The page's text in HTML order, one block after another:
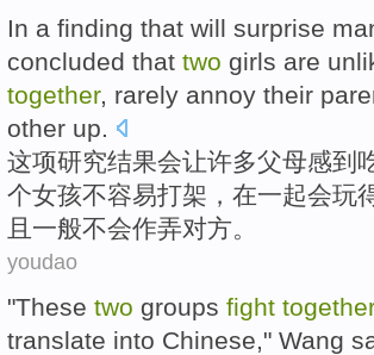
In a finding that will surprise
concluded that two girls are
together, rarely annoy their
other up.
这项研究结果会让许多父母感到
个女孩不容易打架 ， 在一起会玩
且 一般不会作弄对方。
youdao
"These two groups fight
translate into Chinese," Wang